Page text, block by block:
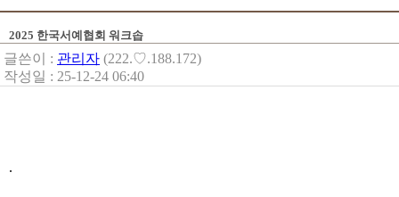
2025 한국서예협회 워크솝
글쓴이 : 관리자 (222.♡.188.172)
작성일 : 25-12-24 06:40
.